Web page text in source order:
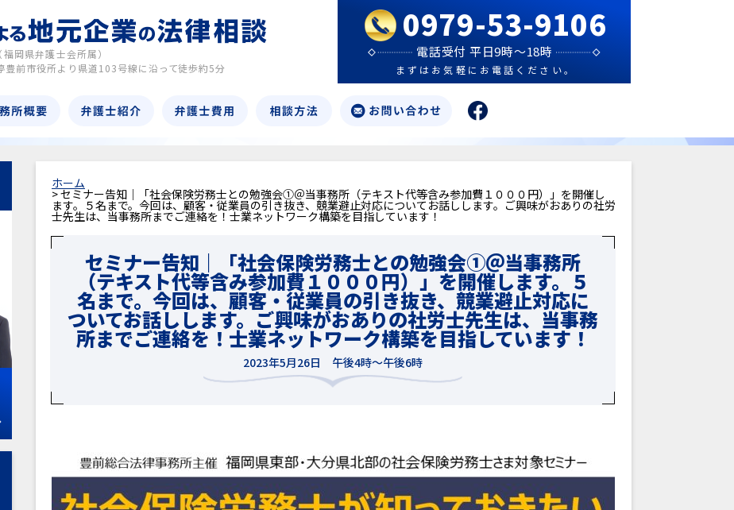
岡県弁護士会所属）
前市役所より県道103号線に沿って徒歩約5分
0979-53-9106
電話受付 平日9時～18時
まずはお気軽にお電話ください。
ホーム
> セミナー告知｜「社会保険労務士との勉強会①＠当事務所（テキスト代等含み参加費１０００円）」を開催し
ます。５名まで。今回は、顧客・従業員の引き抜き、競業避止対応についてお話しします。ご興味がおありの社労
士先生は、当事務所までご連絡を！士業ネットワーク構築を目指しています！
セミナー告知｜「社会保険労務士との勉強会①＠当事務所
（テキスト代等含み参加費１０００円）」を開催します。５
名まで。今回は、顧客・従業員の引き抜き、競業避止対応に
ついてお話しします。ご興味がおありの社労士先生は、当事務
所までご連絡を！士業ネットワーク構築を目指しています！
2023年5月26日 午後4時～午後6時